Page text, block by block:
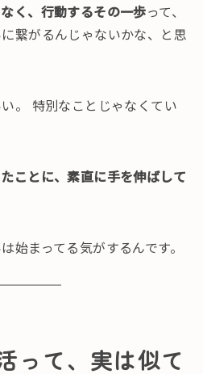
く、行動するその一歩って、
繋がるんじゃないかな、と思
。 特別なことじゃなくてい
ことに、素直に手を伸ばして
始まってる気がするんです。
って、実は似て